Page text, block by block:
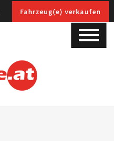
Fahrzeug(e) verkaufen